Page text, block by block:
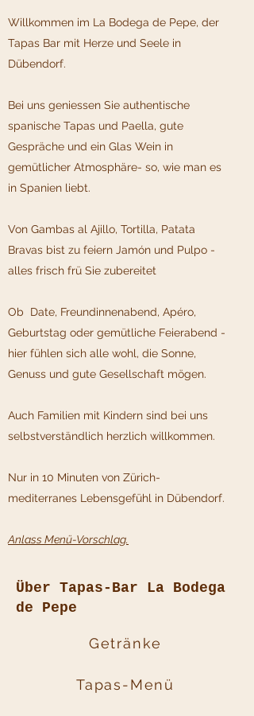
Willkommen im La Bodega de Pepe, der
Tapas Bar mit Herze und Seele in
Dübendorf.
Bei uns geniessen Sie authentische
spanische Tapas und Paella, gute
Gespräche und ein Glas Wein in
gemütlicher Atmosphäre- so, wie man es
in Spanien liebt.
Von Gambas al Ajillo, Tortilla, Patata
Bravas bist zu feiern Jamón und Pulpo -
alles frisch frü Sie zubereitet
Ob Date, Freundinnenabend, Apéro,
Geburtstag oder gemütliche Feierabend -
hier fühlen sich alle wohl, die Sonne,
Genuss und gute Gesellschaft mögen.
Auch Familien mit Kindern sind bei uns
selbstverständlich herzlich willkommen.
Nur in 10 Minuten von Zürich-
mediterranes Lebensgefühl in Dübendorf.
Anlass Menü-Vorschlag.
Über Tapas-Bar La Bodega
de Pepe
Getränke
Tapas-Menü